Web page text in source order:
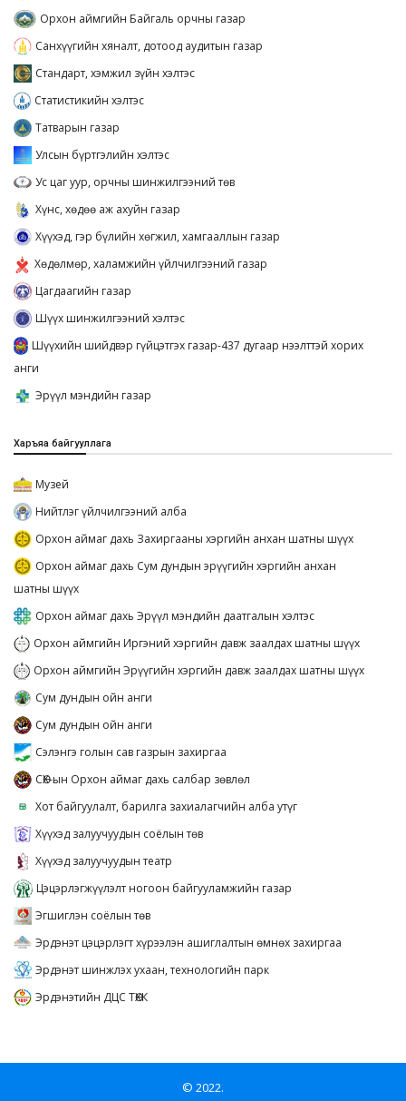
Орхон аймгийн Байгаль орчны газар
Санхүүгийн хяналт, дотоод аудитын газар
Стандарт, хэмжил зүйн хэлтэс
Статистикийн хэлтэс
Татварын газар
Улсын бүртгэлийн хэлтэс
Ус цаг уур, орчны шинжилгээний төв
Хүнс, хөдөө аж ахуйн газар
Хүүхэд, гэр бүлийн хөгжил, хамгааллын газар
Хөдөлмөр, халамжийн үйлчилгээний газар
Цагдаагийн газар
Шүүх шинжилгээний хэлтэс
Шүүхийн шийдвэр гүйцэтгэх газар-437 дугаар нээлттэй хорих
анги
Эрүүл мэндийн газар
Харъяа байгууллага
Музей
Нийтлэг үйлчилгээний алба
Орхон аймаг дахь Захиргааны хэргийн анхан шатны шүүх
Орхон аймаг дахь Сум дундын эрүүгийн хэргийн анхан
шатны шүүх
Орхон аймаг дахь Эрүүл мэндийн даатгалын хэлтэс
Орхон аймгийн Иргэний хэргийн давж заалдах шатны шүүх
Орхон аймгийн Эрүүгийн хэргийн давж заалдах шатны шүүх
Сум дундын ойн анги
Сум дундын ойн анги
Сэлэнгэ голын сав газрын захиргаа
СӨХ-ын Орхон аймаг дахь салбар зөвлөл
Хот байгуулалт, барилга захиалагчийн алба утүг
Хүүхэд залуучуудын соёлын төв
Хүүхэд залуучуудын театр
Цэцэрлэгжүүлэлт ногоон байгууламжийн газар
Эгшиглэн соёлын төв
Эрдэнэт цэцэрлэгт хүрээлэн ашиглалтын өмнөх захиргаа
Эрдэнэт шинжлэх ухаан, технологийн парк
Эрдэнэтийн ДЦС ТӨХК
© 2022.